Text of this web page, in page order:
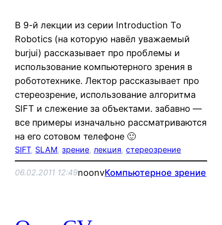
В 9-й лекции из серии Introduction To
Robotics (на которую навёл уважаемый
burjui) рассказывает про проблемы и
использование компьютерного зрения в
робототехнике. Лектор рассказывает про
стереозрение, использование алгоритма
SIFT и слежение за объектами. забавно —
все примеры изначально рассматриваются
на его сотовом телефоне 🙂
SIFT, SLAM, зрение, лекция, стереозрение
06.02.2011 12:49noonvКомпьютерное зрение